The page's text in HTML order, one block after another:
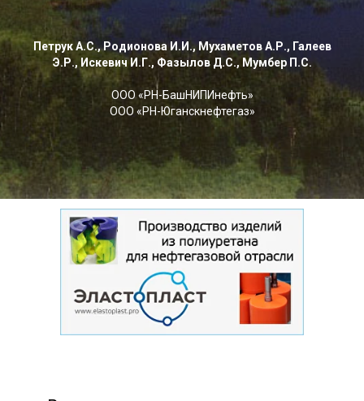
Петрук А.С., Родионова И.И., Мухаметов А.Р., Галеев
Э.Р., Искевич И.Г., Фазылов Д.С., Мумбер П.С.
ООО «РН-БашНИПИнефть»
ООО «РН-Юганскнефтегаз»